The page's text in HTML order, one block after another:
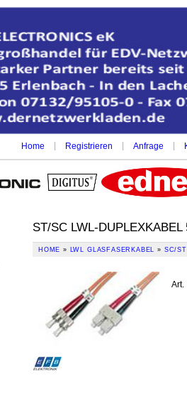
Home Registrieren Anfrage
ST/SC LWL-
HOME » LWL GLASFASERKABEL » SC/
Art.